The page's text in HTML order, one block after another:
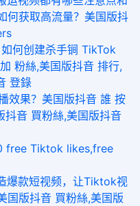
何获取高流量？美国版抖
何创建杀手锏 TikTok
粉絲,美国版抖音 排行,
登錄
效果？美国版抖音 誰 按
抖音 買粉絲,美国版抖音
free Tiktok likes,free
爆款短视频，让Tiktok视
国版抖音 買粉絲,美国版